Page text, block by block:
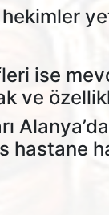
ise
ve
hastane